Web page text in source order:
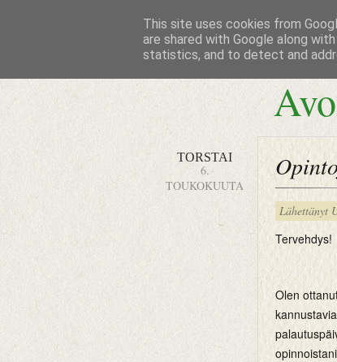
TORSTAI
6.
TOUKOKUUTA
Lähettänyt
Tervehdys!
Olen
This site uses cookies from
are shared with Google along
statistics, and to detect and